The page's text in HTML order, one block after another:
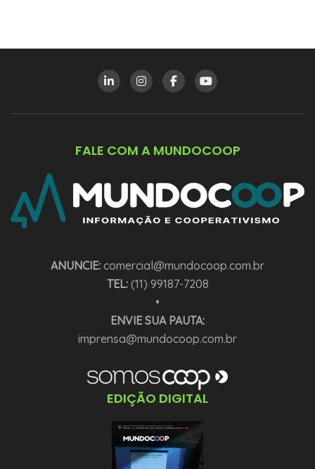
FALE COM A MUNDOCOOP
ANUNCIE: comercial@mundocoop.com.br
TEL:(11) 99187-7208
•
ENVIE SUA PAUTA:
imprensa@mundocoop.com.br
EDIÇÃO DIGITAL